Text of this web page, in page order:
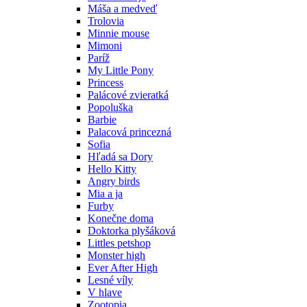
Máša a medveď
Trolovia
Minnie mouse
Mimoni
Paríž
My Little Pony
Princess
Palácové zvieratká
Popoluška
Barbie
Palacová princezná
Sofia
Hľadá sa Dory
Hello Kitty
Angry birds
Mia a ja
Furby
Konečne doma
Doktorka plyšáková
Littles petshop
Monster high
Ever After High
Lesné víly
V hlave
Zootopia